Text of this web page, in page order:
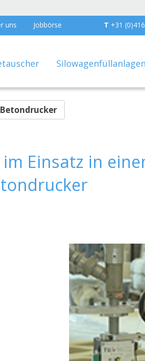
T +31
uns Jobbörse
Silowagenfüllanlagen
Einsatz in